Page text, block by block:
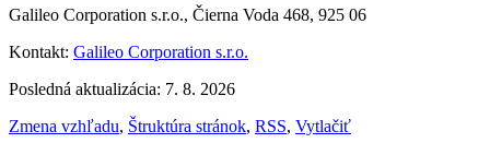
Galileo Corporation s.r.o., Čierna Voda 468, 925 06
Kontakt: Galileo Corporation s.r.o.
Posledná aktualizácia: 7. 8. 2026
Zmena vzhľadu, Štruktúra stránok, RSS, Vytlačiť